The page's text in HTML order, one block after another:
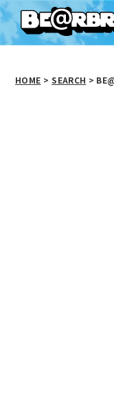
HOME > SEARCH >